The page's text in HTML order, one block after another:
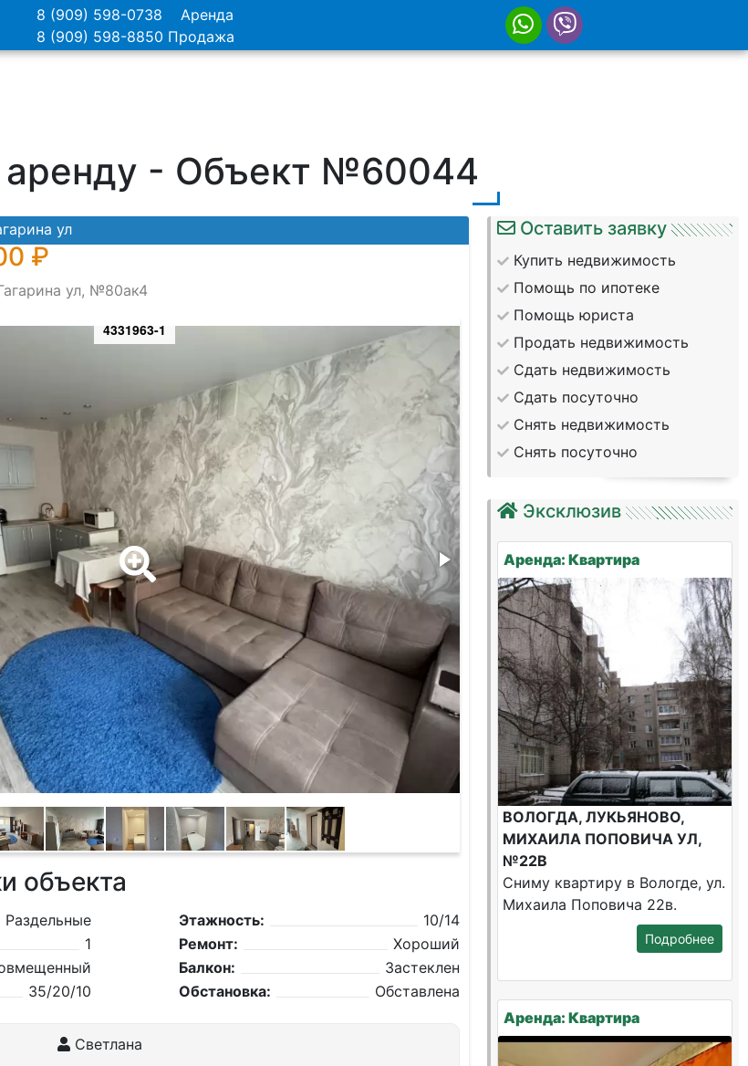
8 (909) 598-0738 Аренда
8 (909) 598-8850 Продажа
аренду - Объект №60044
ул
₽
ул, №80ак4
4331963-1
объекта
Раздельные
1
35/20/10
Этажность:
10/14
Ремонт:
Хороший
Балкон:
Застеклен
Обстановка:
Обставлена
Светлана
Оставить заявку
Купить недвижимость
Помощь по ипотеке
Помощь юриста
Продать недвижимость
Сдать недвижимость
Сдать посуточно
Снять недвижимость
Снять посуточно
Эксклюзив
Аренда: Квартира
ВОЛОГДА, ЛУКЬЯНОВО,
МИХАИЛА ПОПОВИЧА УЛ,
№22В
Сниму квартиру в Вологде, ул.
Михаила Поповича 22в.
Подробнее
Аренда: Квартира